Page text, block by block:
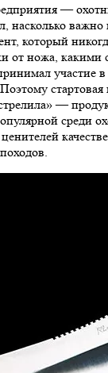
—
насколько
который
от ножа,
участие в
стартовая
—
среди